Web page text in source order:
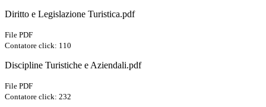
Diritto e Legislazione Turistica.pdf
File PDF
Contatore click: 110
Discipline Turistiche e Aziendali.pdf
File PDF
Contatore click: 232